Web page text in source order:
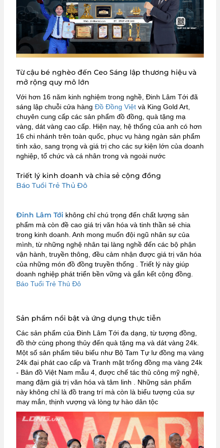
Từ cậu bé nghèo đến Ceo Sáng lập thương hiệu và
mở rộng quy mô lớn
Với hơn 16 năm kinh nghiệm trong nghề, Đinh Lâm Tới đã
sáng lập chuỗi cửa hàng Đồ Đồng Việt và King Gold Art,
chuyên cung cấp các sản phẩm đồ đồng, quà tặng mạ
vàng, dát vàng cao cấp. Hiện nay, hệ thống của anh có hơn
16 chi nhánh trên toàn quốc, phục vụ hàng ngàn sản phẩm
tinh xảo, sang trọng và giá trị cho các sự kiện lớn của doanh
nghiệp, tổ chức và cá nhân trong và ngoài nước
Triết lý kinh doanh và chia sẻ cộng đồng
Báo Tuổi Trẻ Thủ Đô
Đinh Lâm Tới không chỉ chú trọng đến chất lượng sản
phẩm mà còn đề cao giá trị văn hóa và tinh thần sẻ chia
trong kinh doanh. Anh mong muốn đội ngũ nhân sự của
mình, từ những nghệ nhân tại làng nghề đến các bộ phận
vận hành, truyền thông, đều cảm nhận được giá trị văn hóa
của những món đồ đồng truyền thống . Triết lý này giúp
doanh nghiệp phát triển bền vững và gắn kết cộng đồng.
Báo Tuổi Trẻ Thủ Đô
Sản phẩm nổi bật và ứng dụng thực tiễn
Các sản phẩm của Đinh Lâm Tới đa dạng, từ tượng đồng,
đồ thờ cúng phong thủy đến quà tặng mạ và dát vàng 24k.
Một số sản phẩm tiêu biểu như Bộ Tam Tự lư đồng mạ vàng
24k đại phát cao cấp và Tranh mặt trống đồng mạ vàng 24k
- Bản đồ Việt Nam mẫu 4, được chế tác thủ công mỹ nghệ,
mang đậm giá trị văn hóa và tâm linh . Những sản phẩm
này không chỉ là đồ trang trí mà còn là biểu tượng của sự
may mắn, thịnh vượng và lòng tự hào dân tộc